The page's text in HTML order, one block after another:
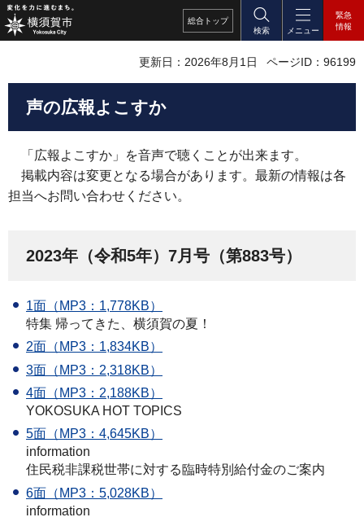
総合 トップ
検索
メニュー
緊急
情報
更新日：2026年8月1日 ページID：96199
声の広報よこすか
「 広報よこすか」を音声で聴くことが出来ます。
掲載内容は変更となる場合があります。最新の情報は各
担当へお問い合わせください。
2023年（令和5年）7月号（第883号）
1面（MP3：1,778KB）
特集 帰ってきた、横須賀の夏！
2面（MP3：1,834KB）
3面（MP3：2,318KB）
4面（MP3：2,188KB）
YOKOSUKA HOT TOPICS
5面（MP3：4,645KB）
information
住民税非課税世帯に対する臨時特別給付金のご案内
6面（MP3：5,028KB）
information